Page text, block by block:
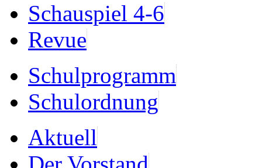
Schauspiel 4-6
Revue
Schulprogramm
Schulordnung
Aktuell